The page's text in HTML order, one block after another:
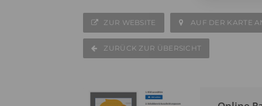
ZUR WEBSITE AUF DER KARTE
ZURÜCK ZUR ÜBERSICHT